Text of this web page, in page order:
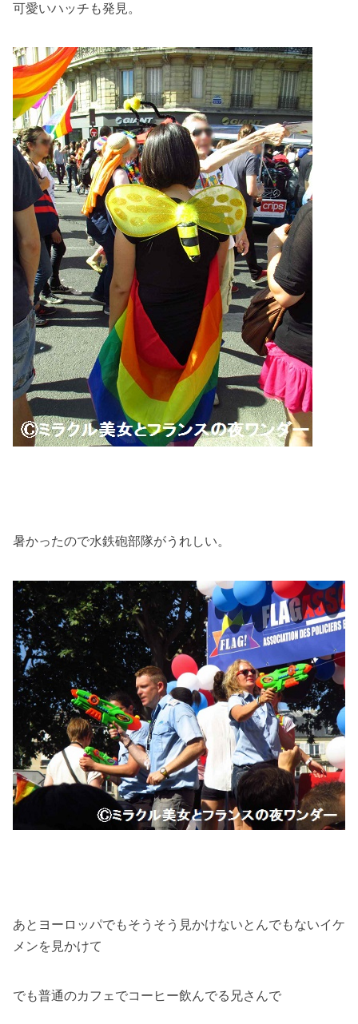
可愛いハッチも発見。
暑かったので水鉄砲部隊がうれしい。
あとヨーロッパでもそうそう見かけないとんでもないイケ
メンを見かけて
でも普通のカフェでコーヒー飲んでる兄さんで